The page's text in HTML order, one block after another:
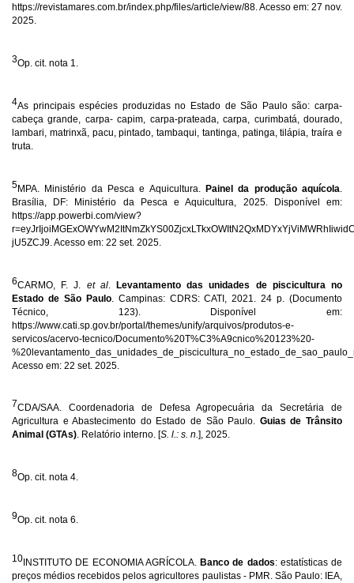
https://revistamares.com.br/index.php/files/article/view/88. Acesso em: 27 nov.
2025.
3Op. cit. nota 1.
4As principais espécies produzidas no Estado de São Paulo são: carpa-
cabeça grande, carpa- capim, carpa-prateada, carpa, curimbatá, dourado,
lambari, matrinxã, pacu, pintado, tambaqui, tantinga, patinga, tilápia, traíra e
truta.
5MPA. Ministério da Pesca e Aquicultura. Painel da produção aquícola
Brasília, DF: Ministério da Pesca e Aquicultura, 2025. Disponível em:
https://app.powerbi.com/view?
jU5ZCJ9. Acesso em: 22 set. 2025.
6CARMO, F. J. et al.Levantamento das unidades de piscicultura no
Estado de São Paulo. Campinas: CDRS: CATI, 2021. 24 p. (Documento
Técnico, 123). Disponível em:
https://www.cati.sp.gov.br/portal/themes/unify/arquivos/produtos-e-
servicos/acervo-tecnico/Documento%20T%C3%A9cnico%20123%20-
Acesso em: 22 set. 2025.
7CDA/SAA. Coordenadoria de Defesa Agropecuária da Secretária de
Agricultura e Abastecimento do Estado de São Paulo. Guias de Trânsito
Animal (GTAs) . Relatório interno. [S. l.: s. n. ], 2025.
8Op. cit. nota 4.
9Op. cit. nota 6.
10INSTITUTO DE ECONOMIA AGRÍCOLA. Banco de dados: estatísticas de
preços médios recebidos pelos agricultores paulistas - PMR. São Paulo: IEA,